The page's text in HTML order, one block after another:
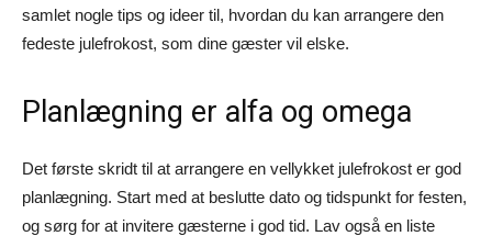
samlet nogle tips og ideer til, hvordan du kan arrangere den
fedeste julefrokost, som dine gæster vil elske.
Planlægning er alfa og omega
Det første skridt til at arrangere en vellykket julefrokost er god
planlægning. Start med at beslutte dato og tidspunkt for festen,
og sørg for at invitere gæsterne i god tid. Lav også en liste